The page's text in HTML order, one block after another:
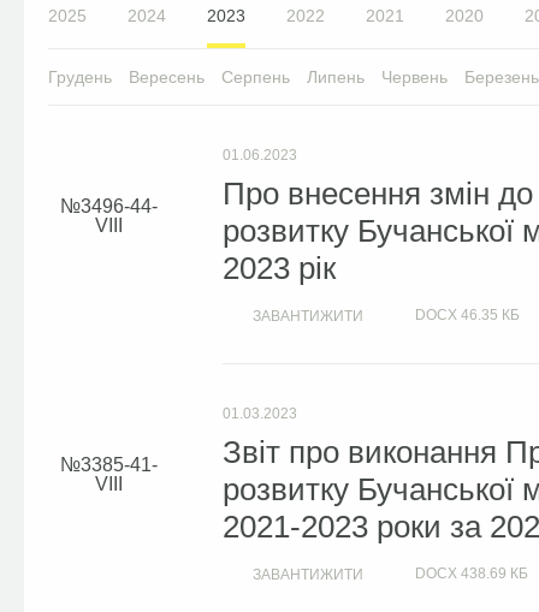
2025 2024 2023 2022 2021 2020
Грудень Вересень Серпень Липень Червень Березень
3496-44-
VIІІ
01.06.2023
Про внесення змін
розвитку Бучанської
2023 рік
ЗАВАНТИЖИТИ DOCX 46.35 КБ
3385-41-
VIII
01.03.2023
Звіт про виконання
розвитку Бучанської
2021-2023 роки за
ЗАВАНТИЖИТИ DOCX 438.69 КБ